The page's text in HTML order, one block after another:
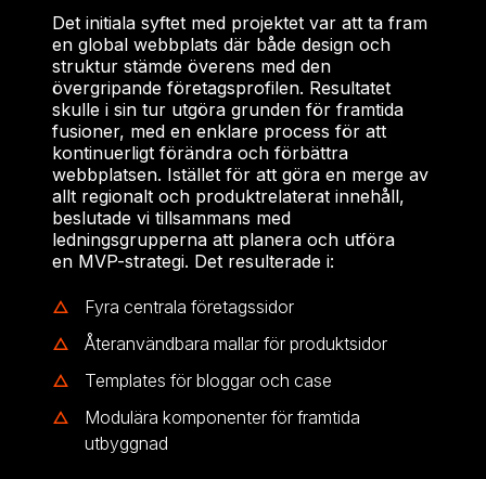
Det initiala syftet med projektet var att ta fram
en global webbplats där både design och
struktur stämde överens med den
övergripande företagsprofilen. Resultatet
skulle i sin tur utgöra grunden för framtida
fusioner, med en enklare process för att
kontinuerligt förändra och förbättra
webbplatsen. Istället för att göra en merge av
allt regionalt och produktrelaterat innehåll,
beslutade vi tillsammans med
ledningsgrupperna att planera och utföra
en MVP-strategi. Det resulterade i:
Fyra centrala företagssidor
Återanvändbara mallar för produktsidor
Templates för bloggar och case
Modulära komponenter för framtida
utbyggnad